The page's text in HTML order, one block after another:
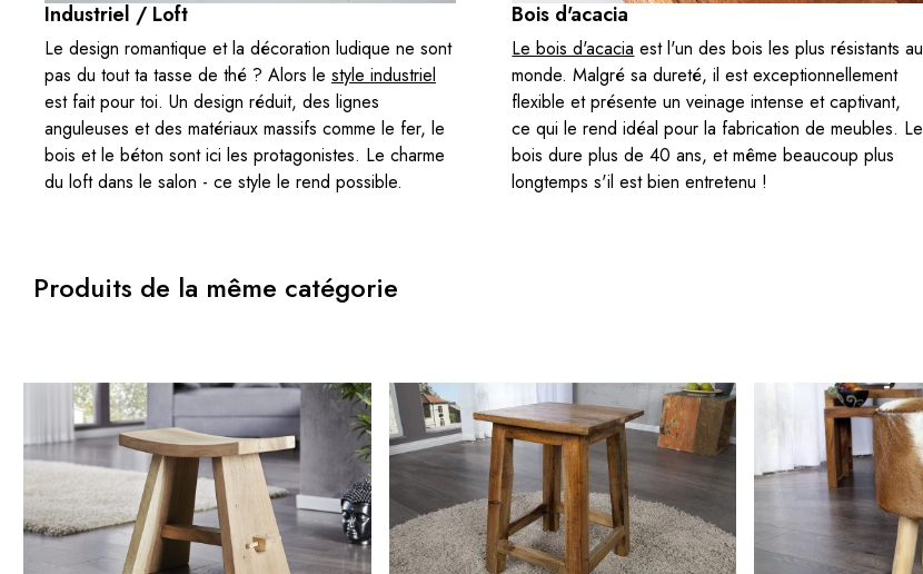
Industriel / Loft
Le design romantique et la décoration ludique ne sont
pas du tout ta tasse de thé ? Alors le style industriel
est fait pour toi. Un design réduit, des lignes
anguleuses et des matériaux massifs comme le fer, le
bois et le béton sont ici les protagonistes. Le charme
du loft dans le salon - ce style le rend possible.
Bois d'acacia
Le bois d'acacia est l'un des bois les plus résistants au
monde. Malgré sa dureté, il est exceptionnellement
flexible et présente un veinage intense et captivant,
ce qui le rend idéal pour la fabrication de meubles. Le
bois dure plus de 40 ans, et même beaucoup plus
longtemps s'il est bien entretenu !
Produits de la même catégorie